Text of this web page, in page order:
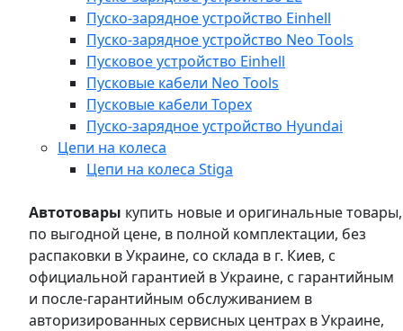
Пуско-зарядное устройство Einhell
Пуско-зарядное устройство Neo Tools
Пусковое устройство Einhell
Пусковые кабели Neo Tools
Пусковые кабели Topex
Пуско-зарядное устройство Hyundai
Цепи на колеса
Цепи на колеса Stiga
Автотовары купить новые и оригинальные товары,
по выгодной цене, в полной комплектации, без
распаковки в Украине, со склада в г. Киев, с
официальной гарантией в Украине, с гарантийным
и после-гарантийным обслуживанием в
авторизированных сервисных центрах в Украине,